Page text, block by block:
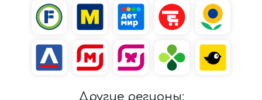
Другие регионы: